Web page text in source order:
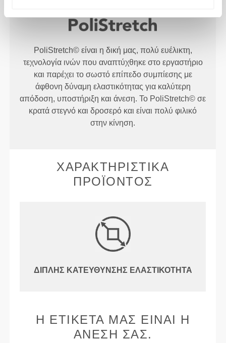
PoliStretch© είναι η δική μας, πολύ ευέλικτη,
τεχνολογία ινών που αναπτύχθηκε στο εργαστήριο
και παρέχει το σωστό επίπεδο συμπίεσης με
άφθονη δύναμη ελαστικότητας για καλύτερη
απόδοση, υποστήριξη και άνεση. Το PoliStretch© σε
κρατά στεγνό και δροσερό και είναι πολύ φιλικό
στην κίνηση.
ΧΑΡΑΚΤΗΡΙΣΤΙΚΆ
ΠΡΟΪΌΝΤΟΣ
ΔΙΠΛΉΣ ΚΑΤΕΎΘΥΝΣΗΣ ΕΛΑΣΤΙΚΌΤΗΤΑ
Η ΕΤΙΚΈΤΑ ΜΑΣ ΕΊΝΑΙ Η
ΆΝΕΣΉ ΣΑΣ.